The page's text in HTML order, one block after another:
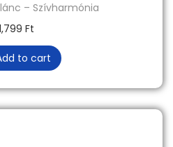
– Szívharmónia
Ft
to cart